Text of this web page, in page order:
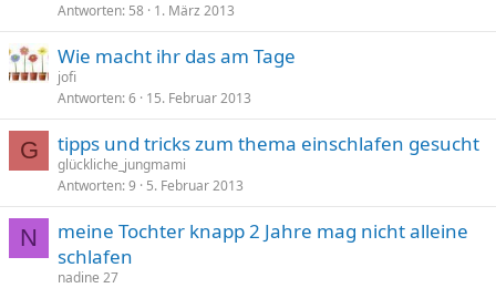
Antworten 58 1. März 2013
Wie macht ihr das am Tage
jofi
Antworten 6 15. Februar 2013
G tipps und tricks zum thema einschlafen gesucht
glückliche_jungmami
Antworten 9 5. Februar 2013
N
meine Tochter knapp 2 Jahre mag nicht alleine
schlafen
nadine 27